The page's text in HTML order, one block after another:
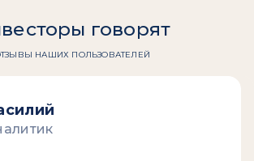
говорят
НАШИХ ПОЛЬЗОВАТЕЛЕЙ